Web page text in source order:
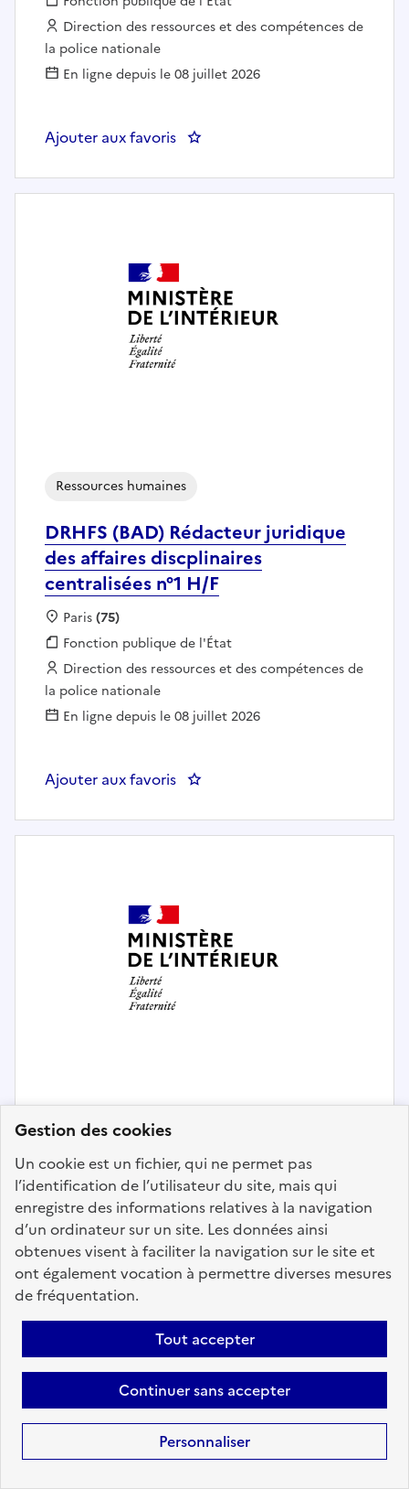
Gestion des cookies
Un cookie est un fichier, qui ne permet pas
l’identification de l’utilisateur du site, mais qui
enregistre des informations relatives à la navigation
d’un ordinateur sur un site. Les données ainsi
obtenues visent à faciliter la navigation sur le site et
ont également vocation à permettre diverses mesures
de fréquentation.
Tout accepter
Continuer sans accepter
Personnaliser
Employeur :
Direction des ressources et des compétences de
la police nationale
En ligne depuis le 08 juillet 2026
Ajouter aux favoris : DRHFS (BRPN) Chef(fe) du
DRHFS (BAD) Rédacteur juridique
des affaires discplinaires
centralisées n°1 H/F
Ressources humaines
Localisation :
Paris(75)
Fonction publique :
Fonction publique de l'État
Employeur :
Direction des ressources et des compétences de
la police nationale
En ligne depuis le 08 juillet 2026
Ajouter aux favoris : DRHFS (BAD) Rédacteur
Gestionnaire des ressources
humaines H/F
Ressources humaines
Localisation :
Rhône(69)
Fonction publique :
Fonction publique de l'État
Employeur :
Ecole nationale supérieure de police
En ligne depuis le 08 juillet 2026
Ajouter aux favoris : Gestionnaire des ressources
Précédent 1 113 114 115
116